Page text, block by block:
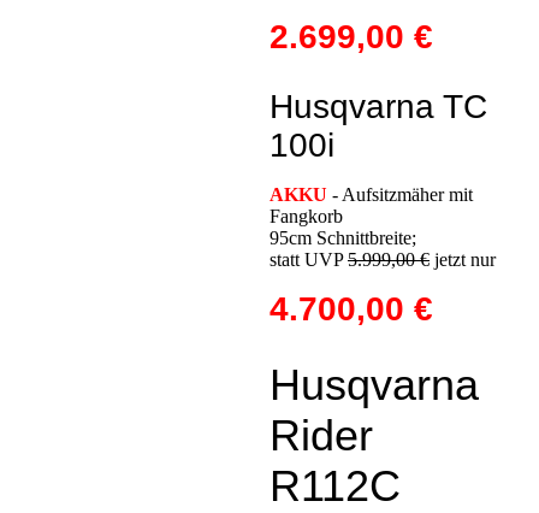
2.699,00 €
Husqvarna TC
100i
AKKU - Aufsitzmäher mit
Fangkorb
95cm Schnittbreite;
statt UVP5.999,00 € jetzt nur
4.700,00 €
Husqvarna
Rider
R112C